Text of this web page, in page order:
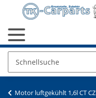
Motor luftgekühlt 1,6l CT CZ